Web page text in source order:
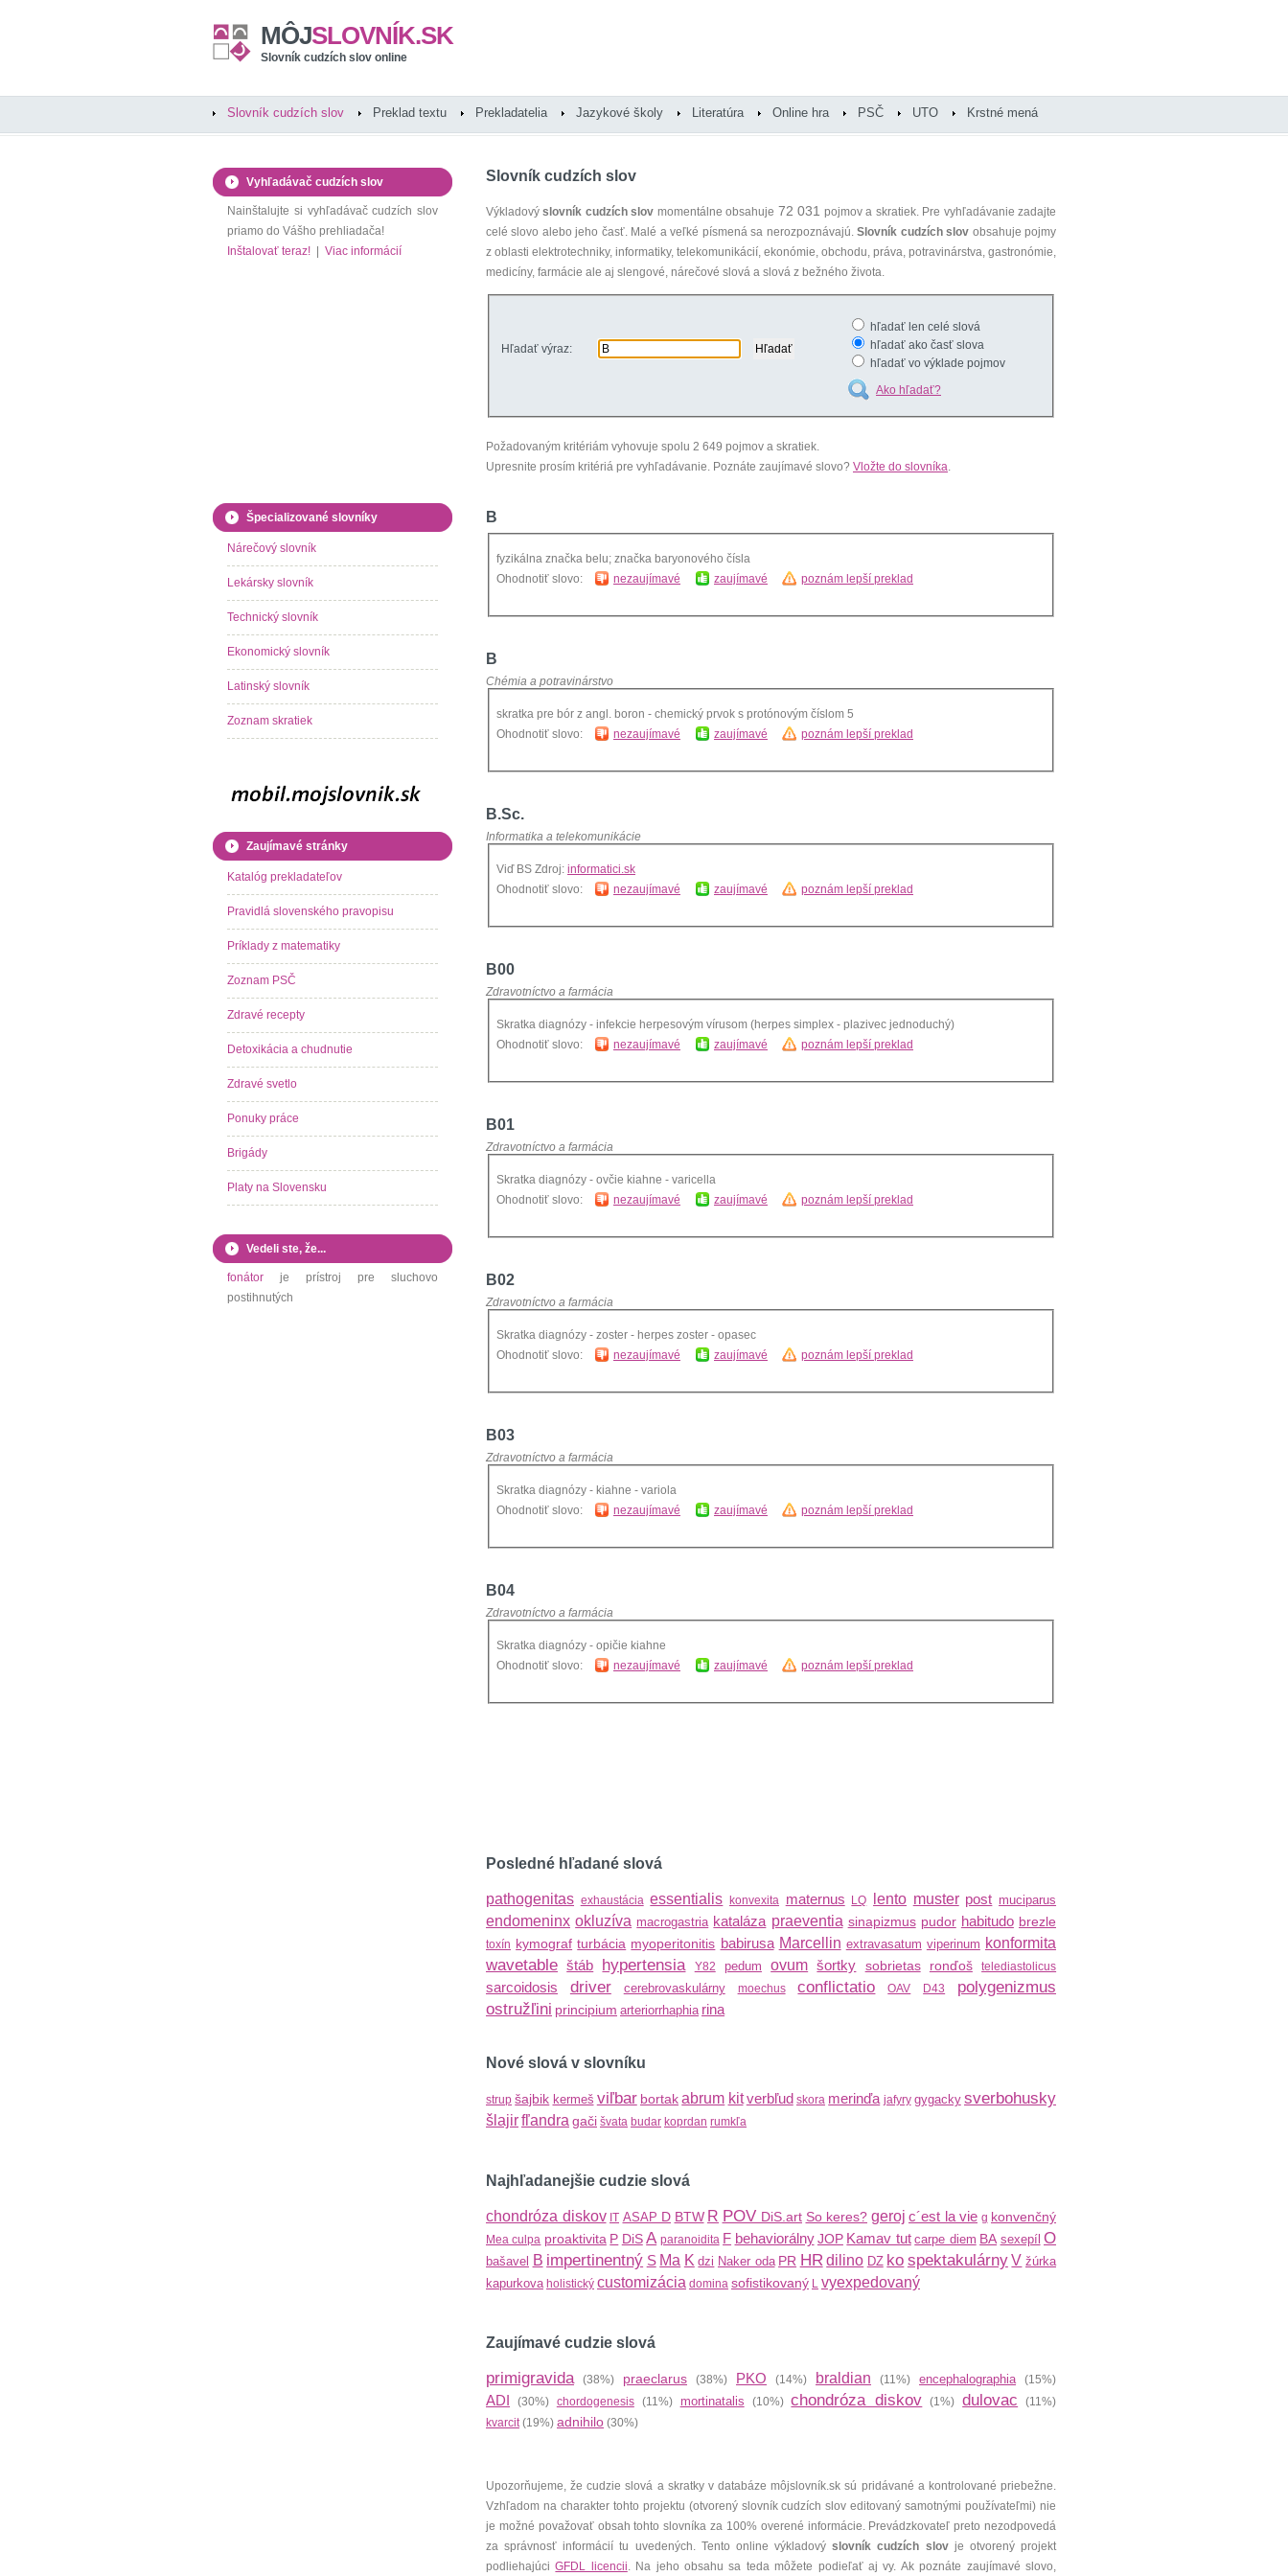
MÔJSLOVNÍK.SK
Slovník cudzích slov online
Slovník cudzích slov Preklad textu Prekladatelia Jazykové školy Literatúra Online hra PSČ UTO Krstné mená
Slovník cudzích slov
Výkladovýslovník cudzích slov momentálne obsahuje 72 031 pojmov a skratiek. Pre vyhľadávanie zadajte
celé slovo alebo jeho časť. Malé a veľké písmená sa nerozpoznávajú.Slovník cudzích slov obsahuje pojmy
z oblasti elektrotechniky, informatiky, telekomunikácií, ekonómie, obchodu, práva, potravinárstva, gastronómie,
medicíny, farmácie ale aj slengové, nárečové slová a slová z bežného života.
Hľadať výraz:
hľadať len celé slová
hľadať ako časť slova
hľadať vo výklade pojmov
Ako hľadať?
Požadovaným kritériám vyhovuje spolu 2 649 pojmov a skratiek.
Upresnite prosím kritériá pre vyhľadávanie. Poznáte zaujímavé slovo? Vložte do slovníka.
B
fyzikálna značka belu; značka baryonového čísla
Ohodnotiť slovo:
nezaujímavé zaujímavé poznám lepší preklad
B
Chémia a potravinárstvo
skratka pre bór z angl. boron - chemický prvok s protónovým číslom 5
Ohodnotiť slovo:
nezaujímavé zaujímavé poznám lepší preklad
B.Sc.
Informatika a telekomunikácie
Viď BS Zdroj: informatici.sk
Ohodnotiť slovo:
nezaujímavé zaujímavé poznám lepší preklad
B00
Zdravotníctvo a farmácia
Skratka diagnózy - infekcie herpesovým vírusom (herpes simplex - plazivec jednoduchý)
Ohodnotiť slovo:
nezaujímavé zaujímavé poznám lepší preklad
B01
Zdravotníctvo a farmácia
Skratka diagnózy - ovčie kiahne - varicella
Ohodnotiť slovo:
nezaujímavé zaujímavé poznám lepší preklad
B02
Zdravotníctvo a farmácia
Skratka diagnózy - zoster - herpes zoster - opasec
Ohodnotiť slovo:
nezaujímavé zaujímavé poznám lepší preklad
B03
Zdravotníctvo a farmácia
Skratka diagnózy - kiahne - variola
Ohodnotiť slovo:
nezaujímavé zaujímavé poznám lepší preklad
B04
Zdravotníctvo a farmácia
Skratka diagnózy - opičie kiahne
Ohodnotiť slovo:
nezaujímavé zaujímavé poznám lepší preklad
Posledné hľadané slová
pathogenitas exhaustácia essentialis konvexita maternus LQ lento muster post muciparus
endomeninx okluzíva macrogastria kataláza praeventia sinapizmus pudor habitudo brezle
toxín kymograf turbácia myoperitonitis babirusa Marcellin extravasatum viperinum konformita
wavetable štáb hypertensia Y82 pedum ovum šortky sobrietas ronďoš telediastolicus
sarcoidosis driver cerebrovaskulárny moechus conflictatio OAV D43
polygenizmus
ostružľini principium arteriorrhaphia rina
Nové slová v slovníku
strup šajbik kermeš viľbar bortak abrum kit verbľud skora merinďa jafyry gygacky sverbohusky
šlajirfľandra gači švata budar koprdan rumkľa
Najhľadanejšie cudzie slová
chondróza diskov IT ASAP D BTW R POV DiS.art So keres? geroj c´est la vie g konvenčný
Mea culpa proaktivita P DiS A paranoidita F behaviorálny JOP Kamav tut carpe diem BA sexepíl O
bašavel B impertinentný S Ma K dzi Naker oda PR HR dilino DZ ko spektakulárny V žúrka
kapurkova holistický customizácia domina sofistikovaný L vyexpedovaný
Zaujímavé cudzie slová
primigravida(38%) praeclarus (38%) PKO (14%) braldian (11%) encephalographia(15%)
ADI (30%) chordogenesis(11%) mortinatalis (10%)chondróza diskov (1%)dulovac (11%)
kvarcit(19%) adnihilo (30%)
Upozorňujeme, že cudzie slová a skratky v databáze môjslovník.sk sú pridávané a kontrolované priebežne.
Vzhľadom na charakter tohto projektu (otvorený slovník cudzích slov editovaný samotnými používateľmi) nie
je možné považovať obsah tohto slovníka za 100% overené informácie. Prevádzkovateľ preto nezodpovedá
za správnosť informácií tu uvedených. Tento online výkladovýslovník cudzích slovje otvorený projekt
podliehajúciGFDL licencii. Na jeho obsahu sa teda môžete podieľať aj vy. Ak poznáte zaujímavé slovo,
Vyhľadávač cudzích slov
Nainštalujte si vyhľadávač cudzích slov
priamo do Vášho prehliadača!
Inštalovať teraz!
Viac informácií
Špecializované slovníky
Nárečový slovník
Lekársky slovník
Technický slovník
Ekonomický slovník
Latinský slovník
Zoznam skratiek
Zaujímavé stránky
Katalóg prekladateľov
Pravidlá slovenského pravopisu
Príklady z matematiky
Zoznam PSČ
Zdravé recepty
Detoxikácia a chudnutie
Zdravé svetlo
Ponuky práce
Brigády
Platy na Slovensku
Vedeli ste, že...
fonátor je prístroj pre sluchovo
postihnutých